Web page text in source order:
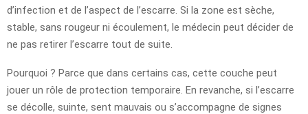
d’infection et de l’aspect de l’escarre. Si la zone est sèche,
stable, sans rougeur ni écoulement, le médecin peut décider de
ne pas retirer l’escarre tout de suite.
Pourquoi ? Parce que dans certains cas, cette couche peut
jouer un rôle de protection temporaire. En revanche, si l’escarre
se décolle, suinte, sent mauvais ou s’accompagne de signes